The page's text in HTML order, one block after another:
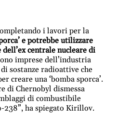
i lavori per la
e potrebbe utilizzare
centrale nucleare di
imprese dell’industria
sostanze radioattive che
creare una ‘bomba sporca’.
di Chernobyl dismessa
di combustibile
ha spiegato Kirillov.